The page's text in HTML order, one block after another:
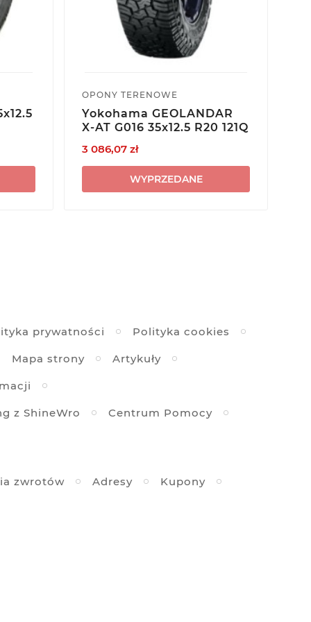
OPONY TERENOWE
Yokohama GEOLANDAR
X-AT G016 35x12.5 R20 121Q
3 086,07 zł
WYPRZEDANE
prywatności Polityka cookies
Mapa strony Artykuły
z ShineWro Centrum Pomocy
zwrotów Adresy Kupony